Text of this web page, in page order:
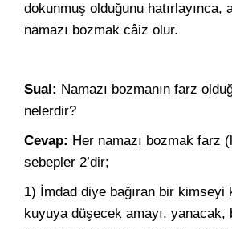
dokunmuş olduğunu hatırlayınca,
namazı bozmak câiz olur.
Sual: Namazı bozmanın farz
nelerdir?
Cevap: Her namazı bozmak farz
sebepler 2’dir;
1) İmdad diye bağıran bir kimseyi
kuyuya düşecek amayı, yanacak,